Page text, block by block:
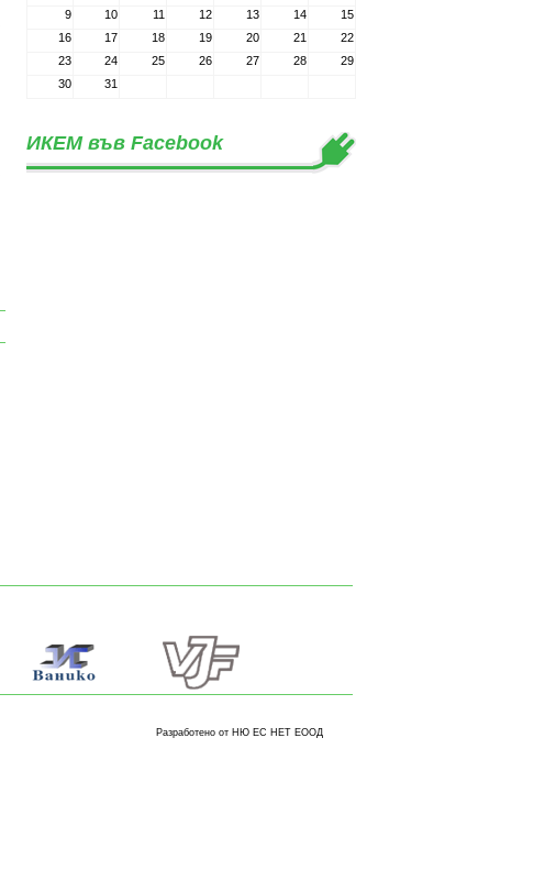
9
10 11 12 13 14
15
16
17 18 19 20 21
22
23
24 25 26 27 28
29
30
31
ИКЕМ във Facebook
Разработено от НЮ ЕС НЕТ ЕООД